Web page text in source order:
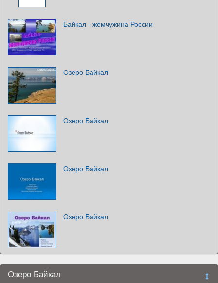
Байкал - жемчужина России
Озеро Байкал
Озеро Байкал
Озеро Байкал
Озеро Байкал
Озеро Байкал